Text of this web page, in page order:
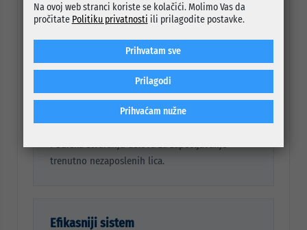
Potrebe poslodavaca
Bolje prepoznavanje i zadovoljavanje potreba
Zapošljavanje
Podrška stvaranju uslova za zapošljavanje
trenutno nezaposlenih lica.
Efikasniji sistem
Na ovoj web stranci koriste se kolačići. Molimo Vas da
pročitate Politiku privatnosti ili prilagodite postavke.
Prihvaćam nužne
Prilagodi
Prihvatam sve